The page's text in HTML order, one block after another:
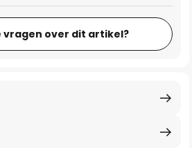
vragen over dit artikel?